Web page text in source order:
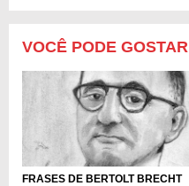
VOCÊ PODE GOSTAR
FRASES DE BERTOLT BRECHT